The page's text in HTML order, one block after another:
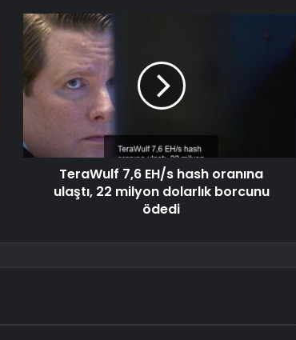
TeraWulf 7,6 EH/s hash oranına
ulaştı, 22 milyon dolarlık borcunu
ödedi